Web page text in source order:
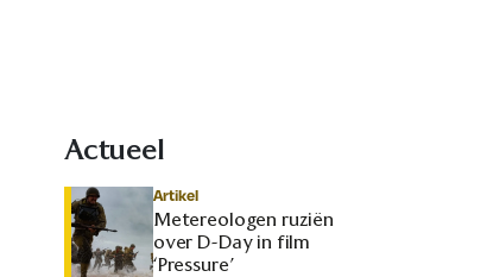
Actueel
Artikel
Metereologen ruziën
over D-Day in film
‘Pressure’